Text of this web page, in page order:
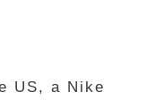
US, a Nike